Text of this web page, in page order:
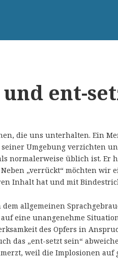
ent-
die uns unterhalten. Ein
Umgebung verzichten
normalerweise üblich ist. Er
„verrückt“ möchten wir
Inhalt hat und mit
dem allgemeinen
auf eine unangenehme
des Opfers in
das „ent-setzt sein“
weil die Implosionen auf